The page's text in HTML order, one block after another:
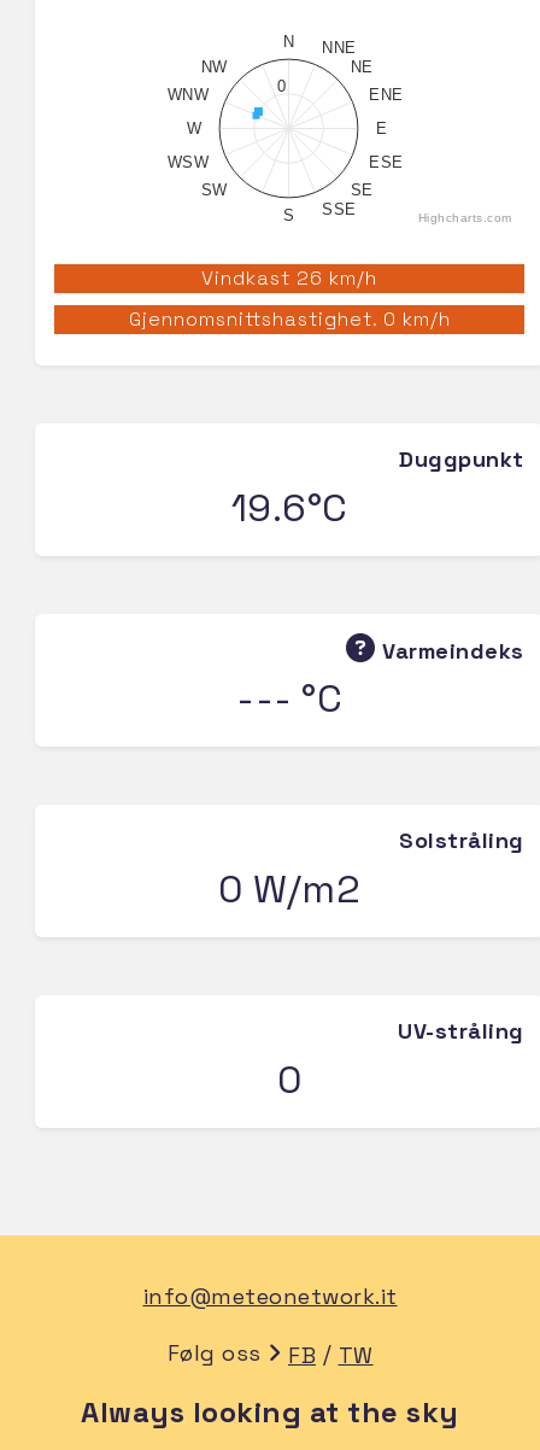
N
NNE
NE
ENE
E
ESE
SE
SSE
S
SW
WSW
W
WNW
NW
0
Highcharts.com
Vindkast 26 km/h
Gjennomsnittshastighet. 0 km/h
Duggpunkt
19.6°C
Varmeindeks
--- °C
Solstråling
0 W/m2
UV-stråling
0
info@meteonetwork.it
Følg oss FB / TW
Always looking at the sky